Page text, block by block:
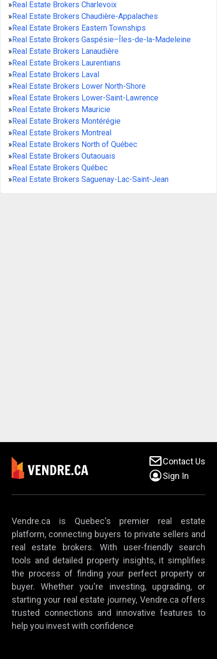
»Real Estate Brokers Charlevoix
»Real Estate Brokers Chaudière-Appalaches
»Real Estate Brokers Eastern Townships
»Real Estate Brokers Gaspésie–Îles-de-la-Madeleine
»Real Estate Brokers Lanaudière
»Real Estate Brokers Laurentians
»Real Estate Brokers Laval
»Real Estate Brokers Lower North-Shore
»Real Estate Brokers Lower-Saint-Lawrence
»Real Estate Brokers Mauricie
»Real Estate Brokers Montérégie
»Real Estate Brokers Montreal
»Real Estate Brokers North of Québec
»Real Estate Brokers Outaouais
»Real Estate Brokers Québec
»Real Estate Brokers Saguenay-Lac-Saint-Jean
Contact Us
Sign In
Vendre.ca is Quebec's premier real estate
platform, connecting buyers to private sellers and
real estate brokers. With user-friendly search
tools and detailed property insights, it simplifies
the process of finding your perfect property or
buyer. Whether you're investing, upgrading, or
starting your real estate journey, Vendre.ca offers
trusted connections and innovative features to
help you invest with confidence